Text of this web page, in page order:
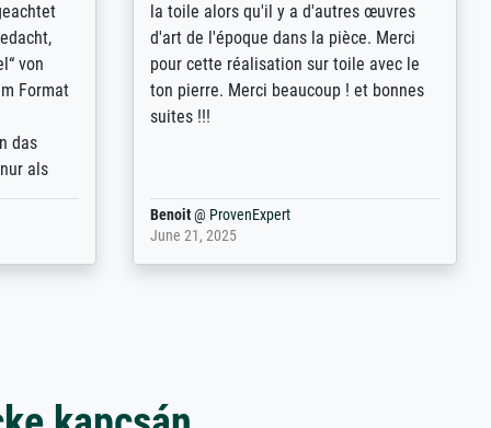
the best
by the
and
in that
wurde sehr gut durch die einzelnen
Bestellkriterien geführt, verständliche
Erklärungen, z.B. mit Bilddarstellungen,
werde auf jeden Fall meine guten
Erfahrungen weitergeben.
Anonym@ProvenExpert
May 13, 2026